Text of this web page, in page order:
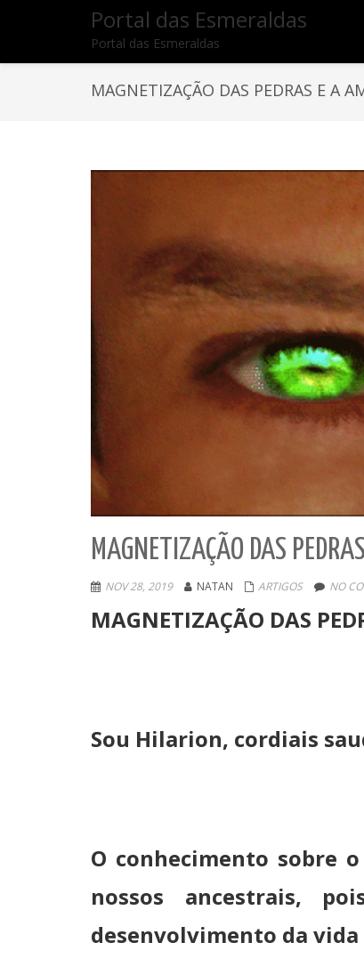
Portal das Esmeraldas
Portal das Esmeraldas
MAGNETIZAÇÃO DAS PEDRAS E A
MAGNETIZAÇÃO DAS
NOV 28, 2019 NATAN ARTIGOS NO
MAGNETIZAÇÃO DAS
Sou Hilarion, cordiais
O conhecimento sobre
nossos ancestrais,
desenvolvimento da